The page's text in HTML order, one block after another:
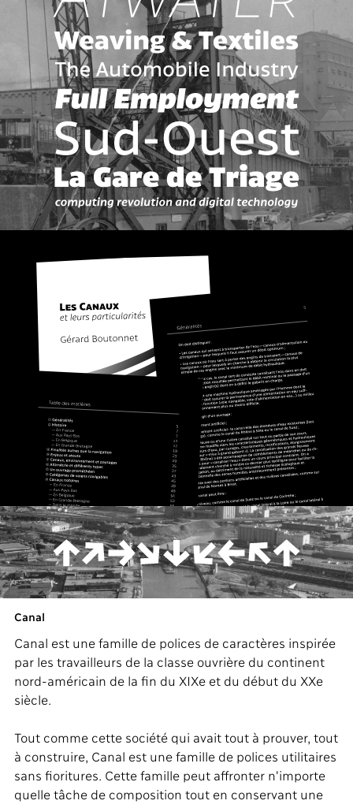
Canal
Canal est une famille de polices de caractères inspirée
par les travailleurs de la classe ouvrière du continent
nord-américain de la fin du XIXe et du début du XXe
siècle.
Tout comme cette société qui avait tout à prouver, tout
à construire, Canal est une famille de polices utilitaires
sans fioritures. Cette famille peut affronter n'importe
quelle tâche de composition tout en conservant une